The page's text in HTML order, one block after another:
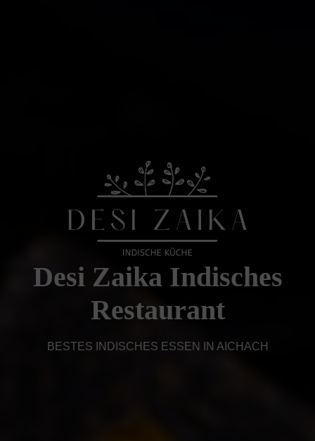
Desi Zaika Indisches
Restaurant
BESTES INDISCHES ESSEN IN AICHACH